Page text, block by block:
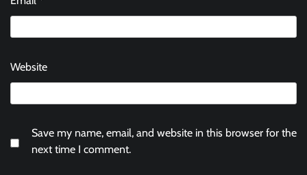
Website
Save my name, email, and website in this browser for the
next time I comment.